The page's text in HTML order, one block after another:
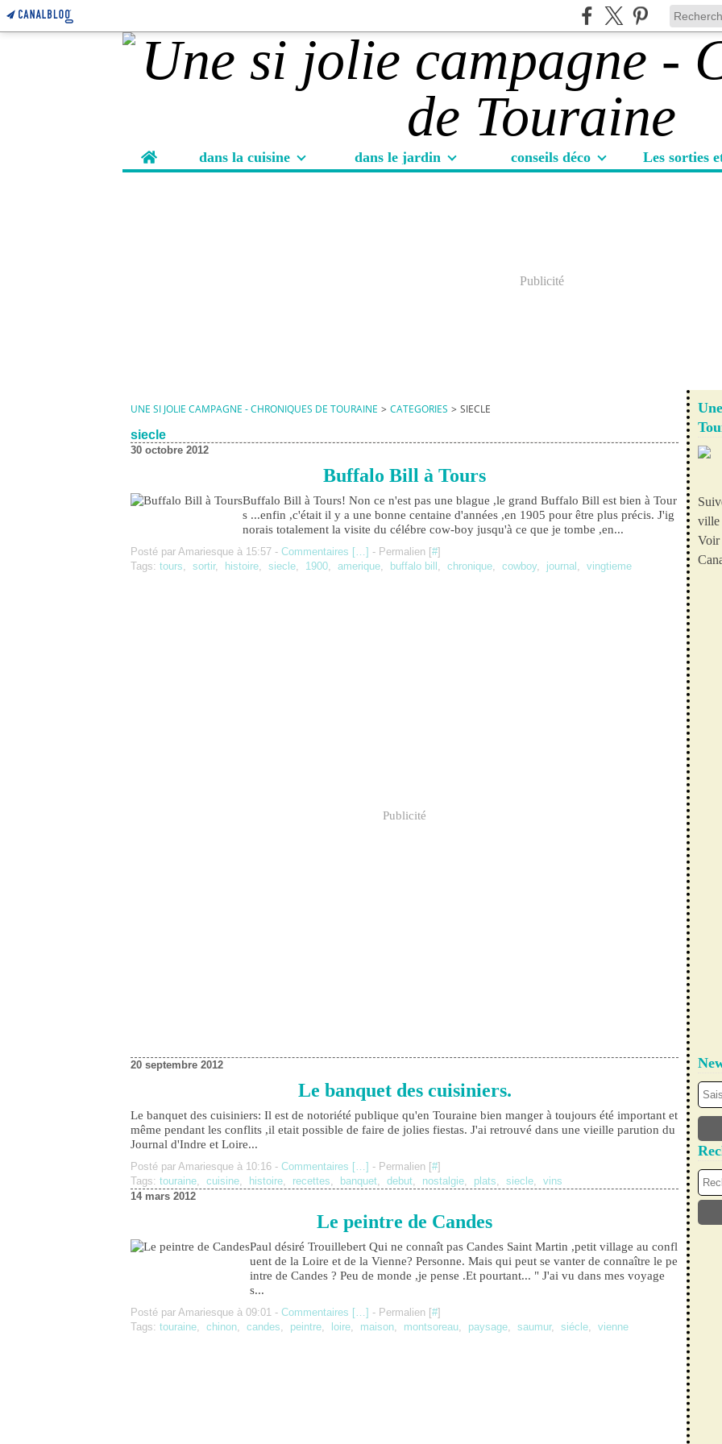
Home dans la cuisine dans le jardin conseils déco
Publicité
UNE SI JOLIE CAMPAGNE - CHRONIQUES DE TOURAINE > CATEGORIES > SIECLE
siecle
30 octobre 2012
Buffalo Bill à Tours
Buffalo Bill à Tours! Non ce n'est pas une blague ,le grand Buffalo Bill est bien à Tour
s ...enfin ,c'était il y a une bonne centaine d'années ,en 1905 pour être plus précis. J'ig
norais totalement la visite du célébre cow-boy jusqu'à ce que je tombe ,en...
Posté par Amariesque à 15:57 - Commentaires […] - Permalien [#]
Tags: tours, sortir, histoire, siecle, 1900, amerique, buffalo bill , chronique, cowboy, journal , vingtieme
Publicité
20 septembre 2012
Le banquet des cuisiniers.
Le banquet des cuisiniers: Il est de notoriété publique qu'en Touraine bien manger à toujours été important et
même pendant les conflits ,il etait possible de faire de jolies fiestas. J'ai retrouvé dans une vieille parution du
Journal d'Indre et Loire...
Posté par Amariesque à 10:16 - Commentaires […] - Permalien [#]
Tags: touraine, cuisine, histoire, recettes, banquet, debut, nostalgie, plats, siecle, vins
14 mars 2012
Le peintre de Candes
Paul désiré Trouillebert Qui ne connaît pas Candes Saint Martin ,petit village au confl
uent de la Loire et de la Vienne? Personne. Mais qui peut se vanter de connaître le pe
intre de Candes ? Peu de monde ,je pense .Et pourtant... " J'ai vu dans mes voyage
s...
Posté par Amariesque à 09:01 - Commentaires […] - Permalien [#]
Tags: touraine, chinon, candes, peintre, loire, maison, montsoreau, paysage, saumur, siécle, vienne
ville
Voir